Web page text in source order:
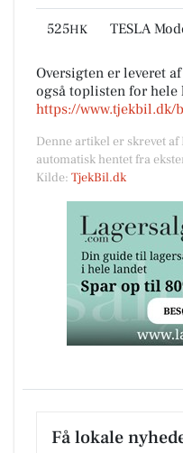
525HK TESLA
Oversigten er leveret
også toplisten for hele
https://www.tjekbil.dk/
Denne artikel er skrevet
automatisk hentet fra
Kilde: TjekBil.dk
Få lokale